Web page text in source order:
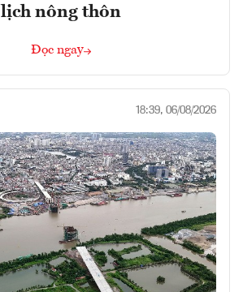
lịch nông thôn
Đọc ngay
18:39, 06/08/2026